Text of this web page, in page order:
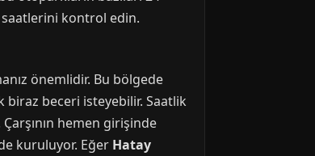
saatlerini kontrol edin.
önemlidir. Bu bölgede
biraz beceri isteyebilir. Saatlik
hemen girişinde
kuruluyor. Eğer Hatay